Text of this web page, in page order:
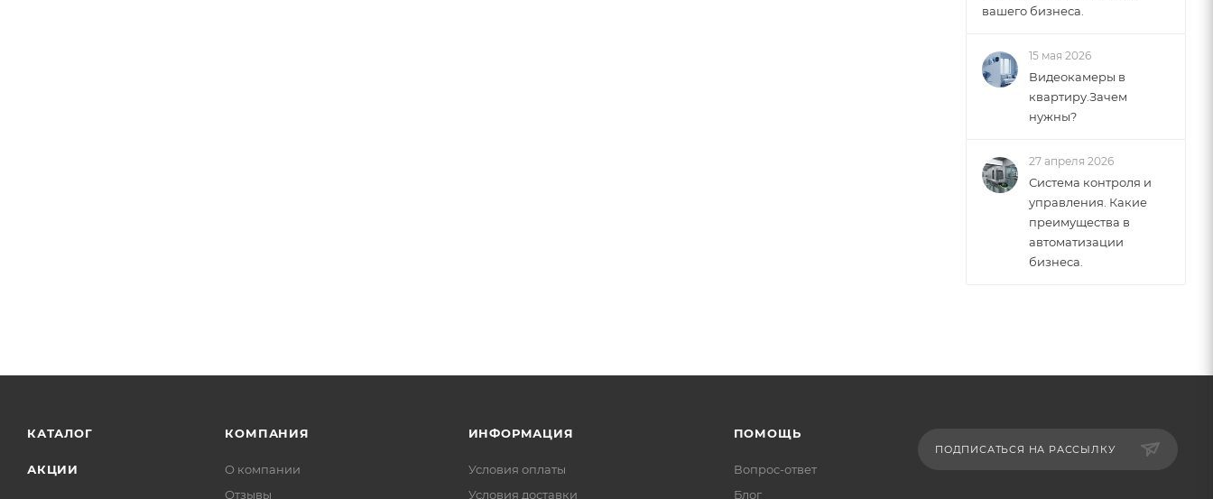
вашего бизнеса.
15 мая 2026
Видеокамеры в
квартиру.Зачем
нужны?
27 апреля 2026
Система контроля и
управления. Какие
преимущества в
автоматизации
бизнеса.
КАТАЛОГ
АКЦИИ
КОМПАНИЯ
О компании
Отзывы
ИНФОРМАЦИЯ
Условия оплаты
Условия доставки
ПОМОЩЬ
Вопрос-ответ
Блог
ПОДПИСАТЬСЯ НА РАССЫЛКУ